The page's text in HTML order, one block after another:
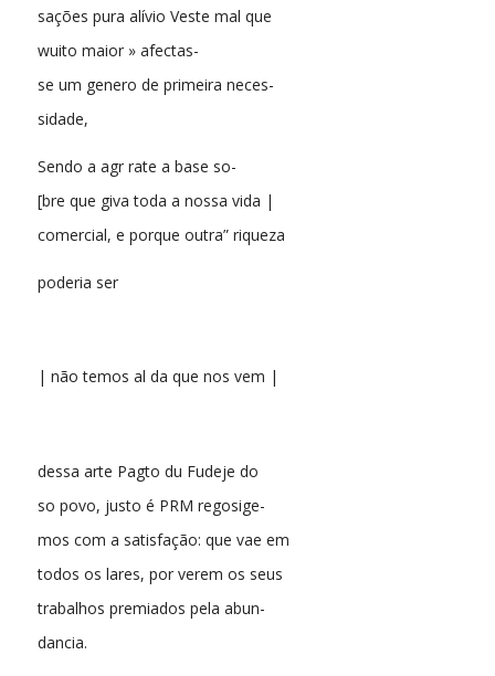
sações pura alívio Veste mal que
wuito maior » afectas-
se um genero de primeira neces-
sidade,
Sendo a agr rate a base so-
[bre que giva toda a nossa vida |
comercial, e porque outra” riqueza
poderia ser
| não temos al da que nos vem |
dessa arte Pagto du Fudeje do
so povo, justo é PRM regosige-
mos com a satisfação: que vae em
todos os lares, por verem os seus
trabalhos premiados pela abun-
dancia.